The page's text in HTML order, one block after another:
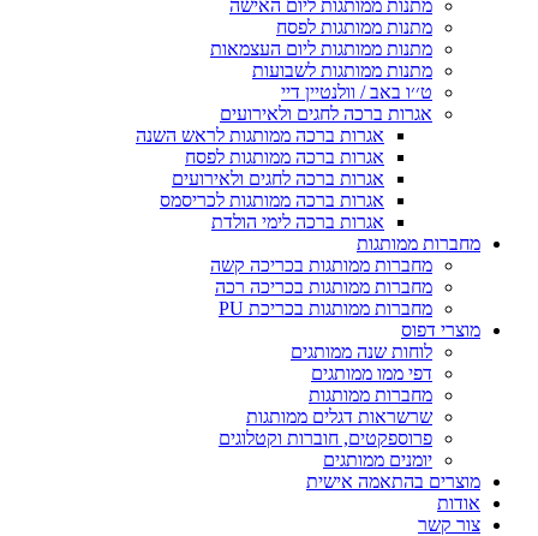
מתנות ממותגות ליום האישה
מתנות ממותגות לפסח
מתנות ממותגות ליום העצמאות
מתנות ממותגות לשבועות
ט׳׳ו באב / וולנטיין דיי
אגרות ברכה לחגים ולאירועים
אגרות ברכה ממותגות לראש השנה
אגרות ברכה ממותגות לפסח
אגרות ברכה לחגים ולאירועים
אגרות ברכה ממותגות לכריסמס
אגרות ברכה לימי הולדת
מחברות ממותגות
מחברות ממותגות בכריכה קשה
מחברות ממותגות בכריכה רכה
מחברות ממותגות בכריכת PU
מוצרי דפוס
לוחות שנה ממותגים
דפי ממו ממותגים
מחברות ממותגות
שרשראות דגלים ממותגות
פרוספקטים, חוברות וקטלוגים
יומנים ממותגים
מוצרים בהתאמה אישית
אודות
צור קשר